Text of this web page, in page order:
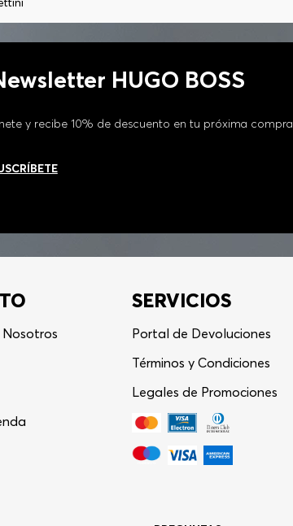
HUGO BOSS
y recibe 10% de descuento en tu próxima compra
SERVICIOS
Portal de Devoluciones
Términos y Condiciones
Legales de Promociones